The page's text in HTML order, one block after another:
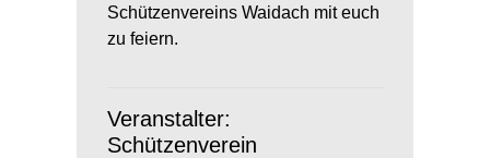
Schützenvereins Waidach mit euch
zu feiern.
Veranstalter:
Schützenverein